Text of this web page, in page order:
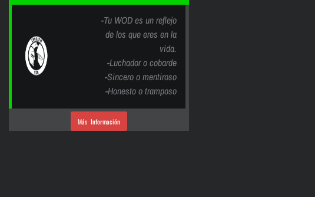
-Tu WOD es un reflejo
de los que eres en la
vida.
-Luchador o cobarde
-Sincero o mentiroso
-Honesto o tramposo
Más Información